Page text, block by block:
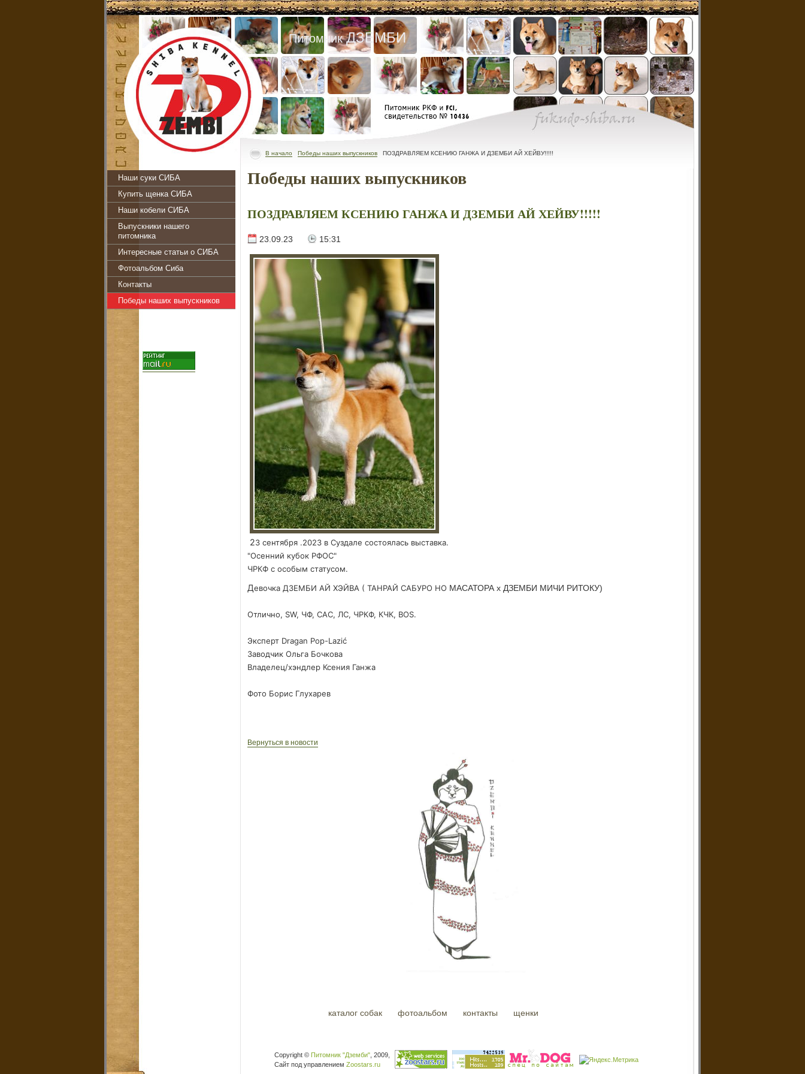
ПитомникДЗЕМБИ
Наши суки СИБА
Купить щенка СИБА
Наши кобели СИБА
Выпускники нашего
питомника
Интересные статьи о СИБА
Фотоальбом Сиба
Контакты
Победы наших выпускников
В начало Победы наших выпускников ПОЗДРАВЛЯЕМ КСЕНИЮ ГАНЖА И ДЗЕМБИ АЙ ХЕЙВУ!!!!!
Победы наших выпускников
ПОЗДРАВЛЯЕМ КСЕНИЮ ГАНЖА И ДЗЕМБИ АЙ ХЕЙВУ!!!!!
23.09.23 15:31
23 сентября .2023 в Суздале состоялась выставка.
"Осенний кубок РФОС"
ЧРКФ с особым статусом.
Девочка ДЗЕМБИ АЙ ХЭЙВА ( ТАНРАЙ САБУРО НО МАСАТОРА х ДЗЕМБИ МИЧИ РИТОКУ)
Отлично, SW, ЧФ, САС, ЛС, ЧРКФ, КЧК, BOS.
Эксперт Dragan Pop-Lazić
Заводчик Ольга Бочкова
Владелец/хэндлер Ксения Ганжа
Фото Борис Глухарев
Вернуться в новости
каталог собак фотоальбом контакты щенки
Copyright © Питомник "Дземби" , 2009,
Сайт под управлением Zoostars.ru спец по сайтам